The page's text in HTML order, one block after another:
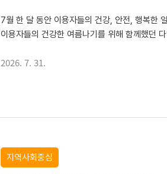
7월 한 달 동안 이용자들의 건강, 안전, 행복한
이용자들의 건강한 여름나기를 위해 함께했던
2026. 7. 31.
지역사회중심